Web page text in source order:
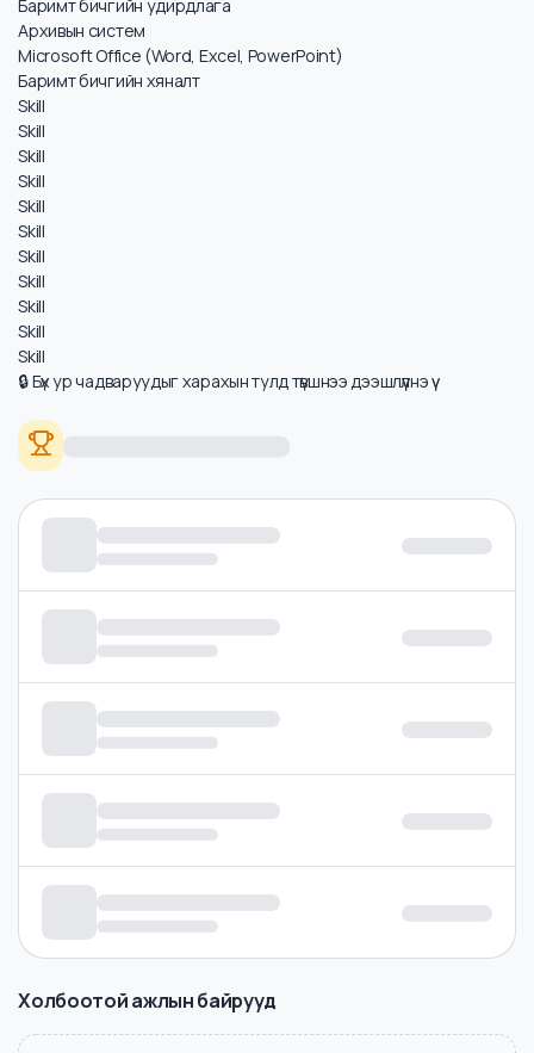
Цалинд нөлөөлөх ур чадварууд
Баримт бичгийн удирдлага
Архивын систем
Microsoft Office (Word, Excel, PowerPoint)
Баримт бичгийн хяналт
Skill
Skill
Skill
Skill
Skill
Skill
Skill
Skill
Skill
Skill